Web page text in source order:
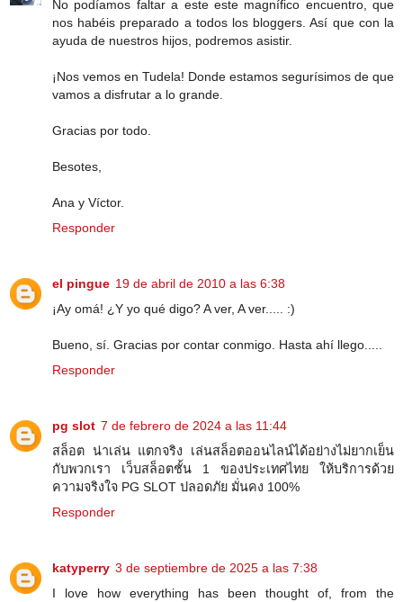
No podíamos faltar a este este magnífico encuentro, que
nos habéis preparado a todos los bloggers. Así que con la
ayuda de nuestros hijos, podremos asistir.
¡Nos vemos en Tudela! Donde estamos segurísimos de que
vamos a disfrutar a lo grande.
Gracias por todo.
Besotes,
Ana y Víctor.
Responder
el pingue 19 de abril de 2010 a las 6:38
¡Ay omá! ¿Y yo qué digo? A ver, A ver..... :)
Bueno, sí. Gracias por contar conmigo. Hasta ahí llego.....
Responder
pg slot 7 de febrero de 2024 a las 11:44
สล็อต น่าเล่น แตกจริง เล่นสล็อตออนไลน์ได้อย่างไม่ยากเย็น
กับพวกเรา เว็บสล็อตชั้น 1 ของประเทศไทย ให้บริการด้วย
ความจริงใจ PG SLOT ปลอดภัย มั่นคง 100%
Responder
katyperry 3 de septiembre de 2025 a las 7:38
I love how everything has been thought of, from the